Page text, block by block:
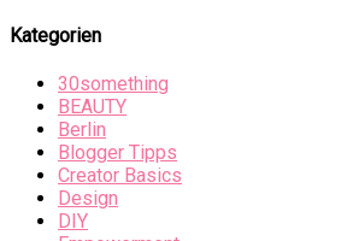
Kategorien
30something
BEAUTY
Berlin
Blogger Tipps
Creator Basics
Design
DIY